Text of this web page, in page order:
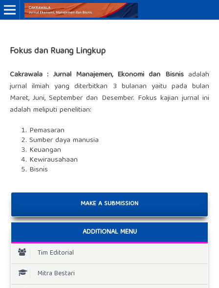
Fokus dan Ruang Lingkup
Cakrawala : Jurnal Manajemen, Ekonomi dan Bisnis adalah
jurnal ilmiah yang diterbitkan 3 bulanan yaitu pada bulan
Maret, Juni, September dan Desember. Fokus kajian jurnal ini
adalah meliputi penelitian:
Pemasaran
Sumber daya manusia
Keuangan
Kewirausahaan
Bisnis
MAKE A SUBMISSION
ADDITIONAL MENU
Tim Editorial
Mitra Bestari